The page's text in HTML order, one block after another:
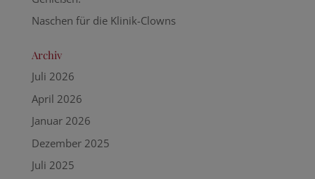
Naschen für die Klinik-Clowns
Archiv
Juli 2026
April 2026
Januar 2026
Dezember 2025
Juli 2025